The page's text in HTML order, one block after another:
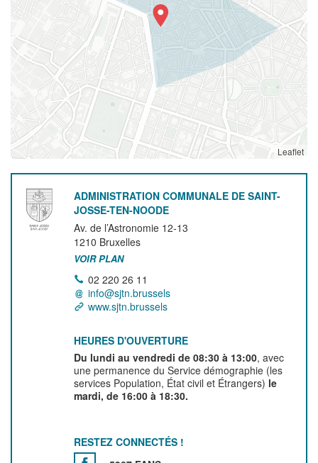
Leaflet
ADMINISTRATION COMMUNALE DE SAINT-
JOSSE-TEN-NOODE
Av. de l’Astronomie 12-13
1210 Bruxelles
VOIR PLAN
02 220 26 11
info@sjtn.brussels
www.sjtn.brussels
HEURES D'OUVERTURE
Du lundi au vendredi de 08:30 à 13:00, avec
une permanence du Service démographie (les
services Population, État civil et Étrangers) le
mardi, de 16:00 à 18:30.
RESTEZ CONNECTÉS !